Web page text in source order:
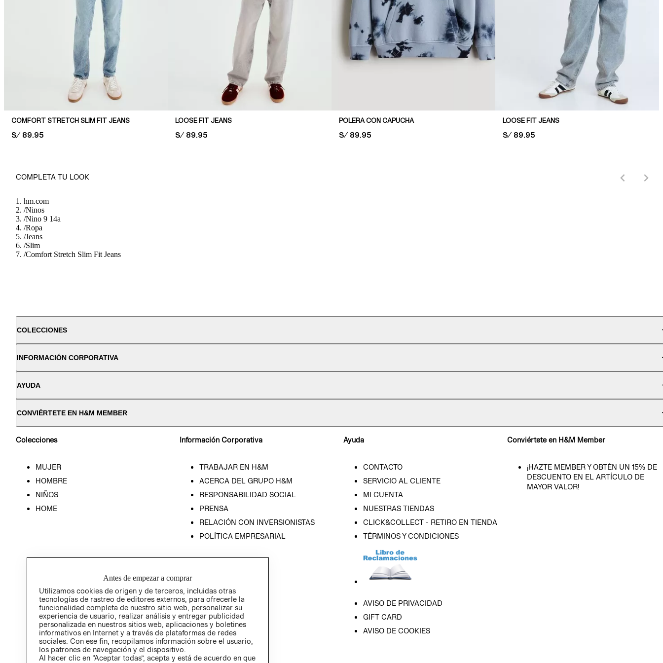
COMFORT STRETCH SLIM FIT JEANS
PRICE:
S/ 89.95
LOOSE FIT JEANS
PRICE:
S/ 89.95
POLERA CON CAPUCHA
PRICE:
S/ 89.95
LOOSE FIT JEANS
PRICE:
S/ 89.95
COMPLETA TU LOOK
hm.com
/Ninos
/Nino 9 14a
/Ropa
/Jeans
/Slim
/Comfort Stretch Slim Fit Jeans
COLECCIONES
INFORMACIÓN CORPORATIVA
AYUDA
CONVIÉRTETE EN H&M MEMBER
Colecciones
MUJER
HOMBRE
NIÑOS
HOME
Información Corporativa
TRABAJAR EN H&M
ACERCA DEL GRUPO H&M
RESPONSABILIDAD SOCIAL
PRENSA
RELACIÓN CON INVERSIONISTAS
POLÍTICA EMPRESARIAL
Ayuda
CONTACTO
SERVICIO AL CLIENTE
MI CUENTA
NUESTRAS TIENDAS
CLICK&COLLECT - RETIRO EN TIENDA
TÉRMINOS Y CONDICIONES
AVISO DE PRIVACIDAD
GIFT CARD
AVISO DE COOKIES
Conviértete en H&M Member
¡HAZTE MEMBER Y OBTÉN UN 15% DE
DESCUENTO EN EL ARTÍCULO DE
MAYOR VALOR!
Antes de empezar a comprar
Utilizamos cookies de origen y de terceros, incluidas otras
tecnologías de rastreo de editores externos, para ofrecerle la
funcionalidad completa de nuestro sitio web, personalizar su
experiencia de usuario, realizar análisis y entregar publicidad
personalizada en nuestros sitios web, aplicaciones y boletines
informativos en Internet y a través de plataformas de redes
sociales. Con ese fin, recopilamos información sobre el usuario,
los patrones de navegación y el dispositivo.
Al hacer clic en “Aceptar todas”, acepta y está de acuerdo en que